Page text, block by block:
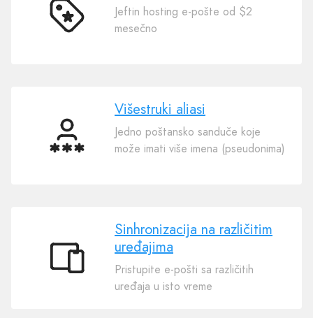
Jeftino
Jeftin hosting e-pošte od $2
mesečno
Višestruki
Višestruki aliasi
Jedno poštansko sanduče koje
može imati više imena (pseudonima)
Sinhronizacija
Sinhronizacija na različitim
uređajima
Pristupite e-pošti sa različitih
uređaja u isto vreme